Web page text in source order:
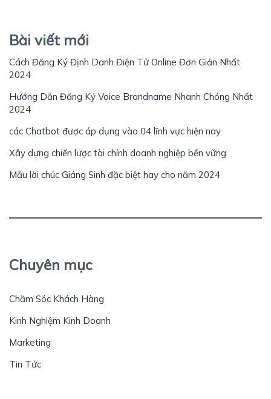
Bài viết mới
Cách Đăng Ký Định Danh Điện Tử Online Đơn Giản Nhất
2024
Hướng Dẫn Đăng Ký Voice Brandname Nhanh Chóng Nhất
2024
các Chatbot được áp dụng vào 04 lĩnh vực hiện nay
Xây dựng chiến lược tài chính doanh nghiệp bền vững
Mẫu lời chúc Giáng Sinh đặc biệt hay cho năm 2024
Chuyên mục
Chăm Sóc Khách Hàng
Kinh Nghiệm Kinh Doanh
Marketing
Tin Tức